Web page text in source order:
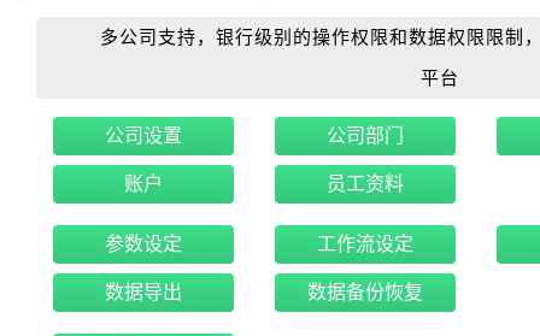
多公司支持，银行级别的操作权限和数据权限限制，
平台
公司设置 公司部门
账户 员工资料
参数设定 工作流设定
数据导出 数据备份恢复